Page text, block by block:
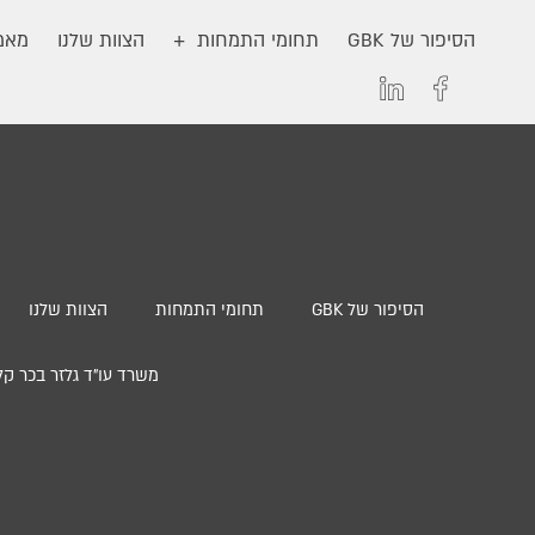
הסיפור של GBK תחומי התמחות הצוות שלנו
הסיפור של GBK תחומי התמחות הצוות שלנו
משרד עו”ד גלזר בכר קליינבוים ושות’ |